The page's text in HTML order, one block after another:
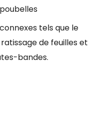
tels que le
de feuilles et
bandes.